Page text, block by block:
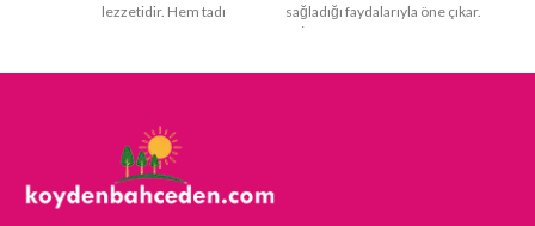
lezzetidir. Hem tadı
dair bazı sebepler:
Yoğun Lezzet:Antep biber
salçası , kendine özgü renk,
aroma ve kıvamıyla eşsiz bir
sağladığı faydalarıyla öne çıkar.